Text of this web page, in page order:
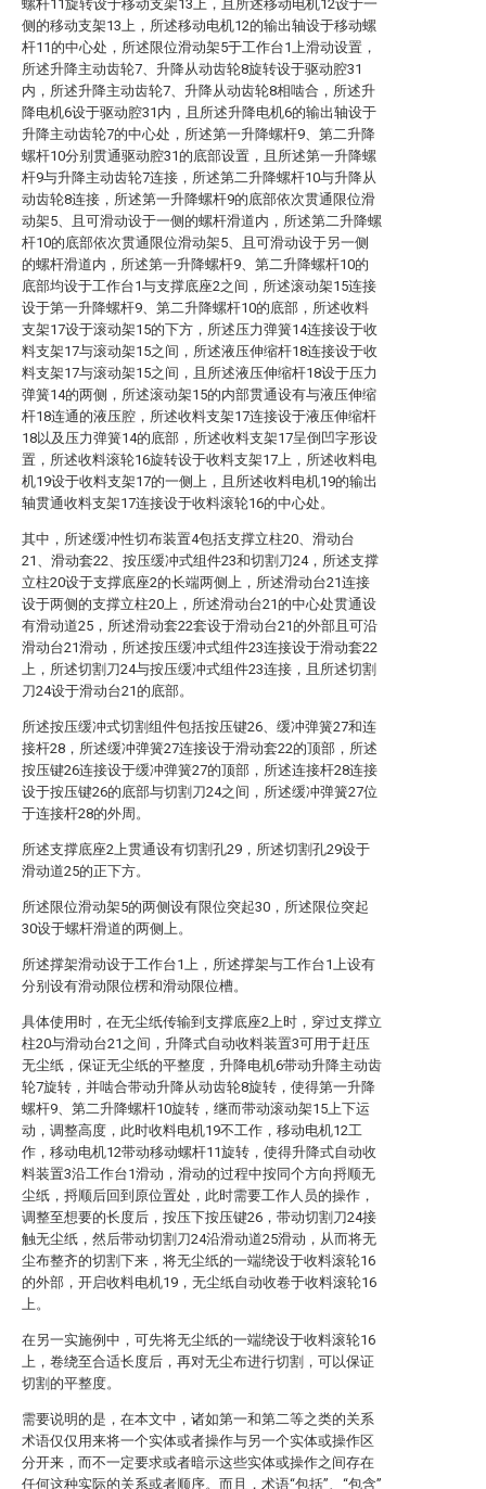
螺杆11旋转设于移动支架13上，且所述移动电机12设于一
侧的移动支架13上，所述移动电机12的输出轴设于移动螺
杆11的中心处，所述限位滑动架5于工作台1上滑动设置，
所述升降主动齿轮7、升降从动齿轮8旋转设于驱动腔31
内，所述升降主动齿轮7、升降从动齿轮8相啮合，所述升
降电机6设于驱动腔31内，且所述升降电机6的输出轴设于
升降主动齿轮7的中心处，所述第一升降螺杆9、第二升降
螺杆10分别贯通驱动腔31的底部设置，且所述第一升降螺
杆9与升降主动齿轮7连接，所述第二升降螺杆10与升降从
动齿轮8连接，所述第一升降螺杆9的底部依次贯通限位滑
动架5、且可滑动设于一侧的螺杆滑道内，所述第二升降螺
杆10的底部依次贯通限位滑动架5、且可滑动设于另一侧
的螺杆滑道内，所述第一升降螺杆9、第二升降螺杆10的
底部均设于工作台1与支撑底座2之间，所述滚动架15连接
设于第一升降螺杆9、第二升降螺杆10的底部，所述收料
支架17设于滚动架15的下方，所述压力弹簧14连接设于收
料支架17与滚动架15之间，所述液压伸缩杆18连接设于收
料支架17与滚动架15之间，且所述液压伸缩杆18设于压力
弹簧14的两侧，所述滚动架15的内部贯通设有与液压伸缩
杆18连通的液压腔，所述收料支架17连接设于液压伸缩杆
18以及压力弹簧14的底部，所述收料支架17呈倒凹字形设
置，所述收料滚轮16旋转设于收料支架17上，所述收料电
机19设于收料支架17的一侧上，且所述收料电机19的输出
轴贯通收料支架17连接设于收料滚轮16的中心处。
其中，所述缓冲性切布装置4包括支撑立柱20、滑动台
21、滑动套22、按压缓冲式组件23和切割刀24，所述支撑
立柱20设于支撑底座2的长端两侧上，所述滑动台21连接
设于两侧的支撑立柱20上，所述滑动台21的中心处贯通设
有滑动道25，所述滑动套22套设于滑动台21的外部且可沿
滑动台21滑动，所述按压缓冲式组件23连接设于滑动套22
上，所述切割刀24与按压缓冲式组件23连接，且所述切割
刀24设于滑动台21的底部。
所述按压缓冲式切割组件包括按压键26、缓冲弹簧27和连
接杆28，所述缓冲弹簧27连接设于滑动套22的顶部，所述
按压键26连接设于缓冲弹簧27的顶部，所述连接杆28连接
设于按压键26的底部与切割刀24之间，所述缓冲弹簧27位
于连接杆28的外周。
所述支撑底座2上贯通设有切割孔29，所述切割孔29设于
滑动道25的正下方。
所述限位滑动架5的两侧设有限位突起30，所述限位突起
30设于螺杆滑道的两侧上。
所述撑架滑动设于工作台1上，所述撑架与工作台1上设有
分别设有滑动限位楞和滑动限位槽。
具体使用时，在无尘纸传输到支撑底座2上时，穿过支撑立
柱20与滑动台21之间，升降式自动收料装置3可用于赶压
无尘纸，保证无尘纸的平整度，升降电机6带动升降主动齿
轮7旋转，并啮合带动升降从动齿轮8旋转，使得第一升降
螺杆9、第二升降螺杆10旋转，继而带动滚动架15上下运
动，调整高度，此时收料电机19不工作，移动电机12工
作，移动电机12带动移动螺杆11旋转，使得升降式自动收
料装置3沿工作台1滑动，滑动的过程中按同个方向捋顺无
尘纸，捋顺后回到原位置处，此时需要工作人员的操作，
调整至想要的长度后，按压下按压键26，带动切割刀24接
触无尘纸，然后带动切割刀24沿滑动道25滑动，从而将无
尘布整齐的切割下来，将无尘纸的一端绕设于收料滚轮16
的外部，开启收料电机19，无尘纸自动收卷于收料滚轮16
上。
在另一实施例中，可先将无尘纸的一端绕设于收料滚轮16
上，卷绕至合适长度后，再对无尘布进行切割，可以保证
切割的平整度。
需要说明的是，在本文中，诸如第一和第二等之类的关系
术语仅仅用来将一个实体或者操作与另一个实体或操作区
分开来，而不一定要求或者暗示这些实体或操作之间存在
任何这种实际的关系或者顺序。而且，术语“包括”、“包含”